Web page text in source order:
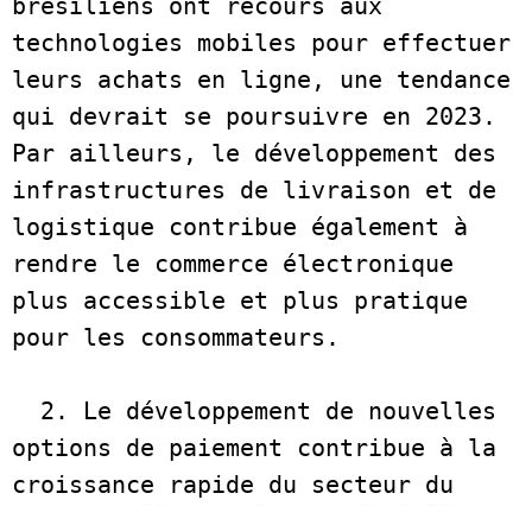
brésiliens ont recours aux
technologies mobiles pour effectuer
leurs achats en ligne, une tendance
qui devrait se poursuivre en 2023.
Par ailleurs, le développement des
infrastructures de livraison et de
logistique contribue également à
rendre le commerce électronique
plus accessible et plus pratique
pour les consommateurs.
options de paiement contribue à la
croissance rapide du secteur du